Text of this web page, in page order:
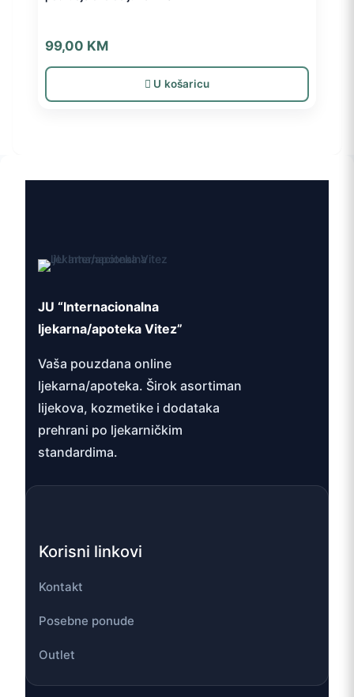
99,00 KM
U košaricu
JU “Internacionalna
ljekarna/apoteka Vitez”
Vaša pouzdana online
ljekarna/apoteka. Širok asortiman
lijekova, kozmetike i dodataka
prehrani po ljekarničkim
standardima.
Korisni linkovi
Kontakt
Posebne ponude
Outlet